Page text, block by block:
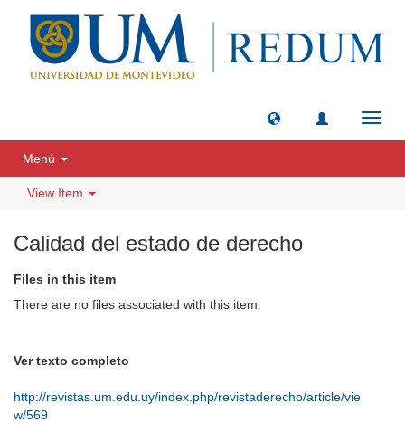
Menú
View Item
Calidad del estado de derecho
Files in this item
There are no files associated with this item.
Ver texto completo
http://revistas.um.edu.uy/index.php/revistaderecho/article/vie
w/569